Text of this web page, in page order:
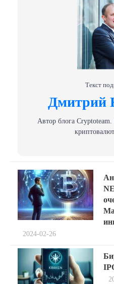
Текст
Дмитрий
Автор блога
Навигация
по
записям
2024-02-26